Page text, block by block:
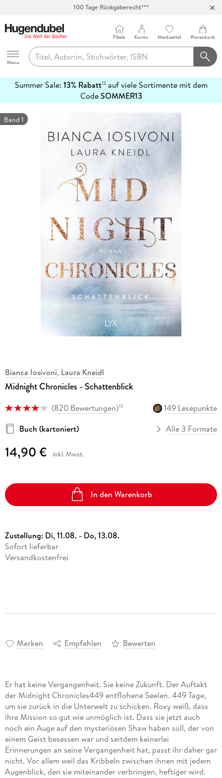
100 Tage Rückgaberecht***
Hugendubel
Menu
Filiale Konto Merkzettel Warenkorb
Summer Sale: 13% Rabatt12auf viele Sortimente mit dem
CodeSOMMER13
erfahren
Band 1
Bianca Iosivoni, Laura Kneidl
Midnight Chronicles - Schattenblick
(820 Bewertungen)15
149 Lesepunkte
Buch (kartoniert)
Alle 3 Formate
14,90 € inkl. Mwst.
In den Warenkorb
Zustellung: Di, 11.08. - Do, 13.08.
Sofort lieferbar
Versandkostenfrei
Merken Empfehlen Bewerten
Er hat keine Vergangenheit. Sie keine Zukunft. Der Auftakt
der Midnight Chronicles449 entflohene Seelen. 449 Tage,
um sie zurück in die Unterwelt zu schicken. Roxy weiß, dass
ihre Mission so gut wie unmöglich ist. Dass sie jetzt auch
noch ein Auge auf den mysteriösen Shaw haben soll, der von
einem Geist besessen war und seitdem keinerlei
Erinnerungen an seine Vergangenheit hat, passt ihr daher gar
nicht. Vor allem weil das Kribbeln zwischen ihnen mit jedem
Augenblick, den sie miteinander verbringen, heftiger wird.